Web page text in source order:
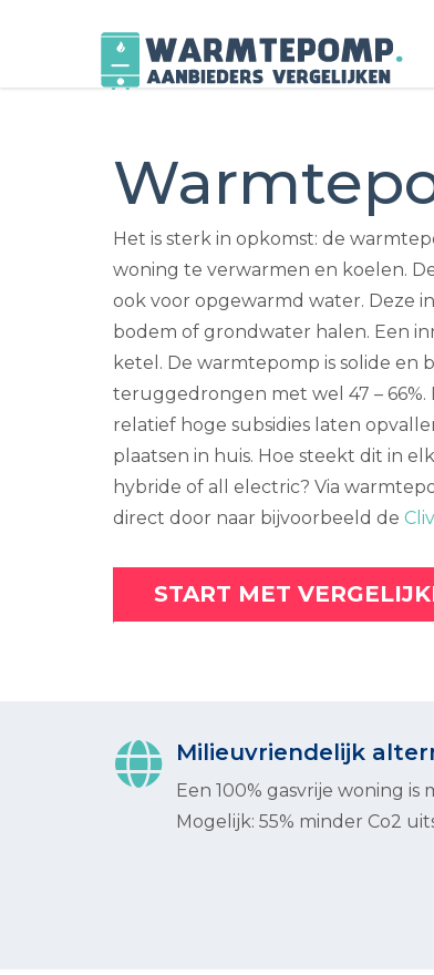
Het is sterk in opkomst: de
woning te verwarmen en koelen.
ook voor opgewarmd water. Deze
bodem of grondwater halen. Een
ketel. De warmtepomp is solide en
teruggedrongen met wel 47 –
relatief hoge subsidies laten
plaatsen in huis. Hoe steekt dit in
hybride of all electric? Via
direct door naar bijvoorbeeld de
START MET
Milieuvriendelijk
Een 100% gasvrije woning is
Mogelijk: 55% minder Co2